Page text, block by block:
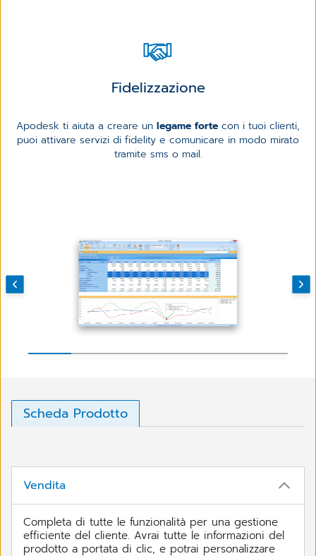
Fidelizzazione
Apodesk ti aiuta a creare un legame forte con i tuoi clienti,
puoi attivare servizi di fidelity e comunicare in modo mirato
tramite sms o mail.
Scheda Prodotto
Vendita
Completa di tutte le funzionalità per una gestione
efficiente del cliente. Avrai tutte le informazioni del
prodotto a portata di clic, e potrai personalizzare